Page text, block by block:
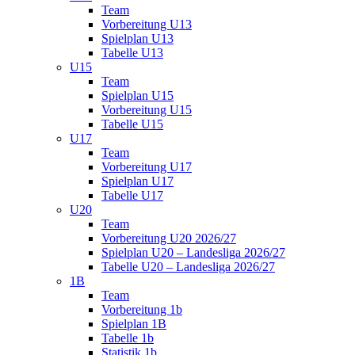
Team
Vorbereitung U13
Spielplan U13
Tabelle U13
U15
Team
Spielplan U15
Vorbereitung U15
Tabelle U15
U17
Team
Vorbereitung U17
Spielplan U17
Tabelle U17
U20
Team
Vorbereitung U20 2026/27
Spielplan U20 – Landesliga 2026/27
Tabelle U20 – Landesliga 2026/27
1B
Team
Vorbereitung 1b
Spielplan 1B
Tabelle 1b
Statistik 1b